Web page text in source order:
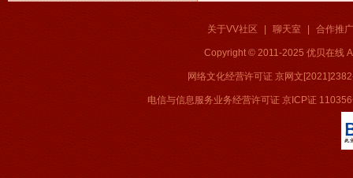
关于VV社区 聊天室 合作推广
Copyright © 2011-2025 优贝在线
网络文化经营许可证 京网文
电信与信息服务业务经营许可证 京ICP证